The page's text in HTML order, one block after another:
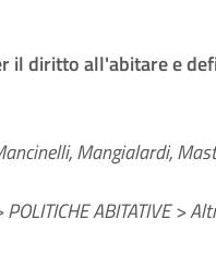
il diritto all'abitare e
Mangialardi,
POLITICHE ABITATIVE >